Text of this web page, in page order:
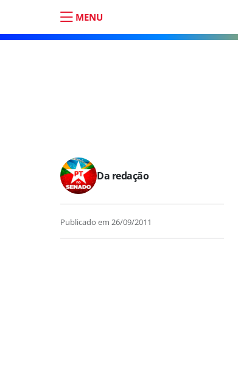
MENU
Da redação
Publicado em 26/09/2011